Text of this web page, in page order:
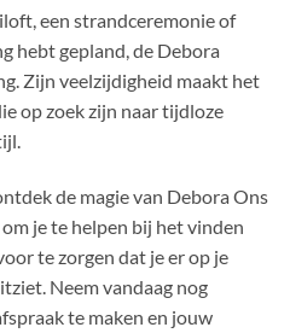
een strandceremonie of
hebt gepland, de Debora
Zijn veelzijdigheid maakt het
op zoek zijn naar tijdloze
de magie van Debora Ons
je te helpen bij het vinden
te zorgen dat je er op je
Neem vandaag nog
te maken en jouw